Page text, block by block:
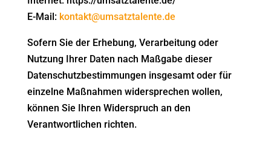
E-Mail: kontakt@umsatztalente.de
Sofern Sie der Erhebung, Verarbeitung oder
Nutzung Ihrer Daten nach Maßgabe dieser
Datenschutzbestimmungen insgesamt oder für
einzelne Maßnahmen widersprechen wollen,
können Sie Ihren Widerspruch an den
Verantwortlichen richten.